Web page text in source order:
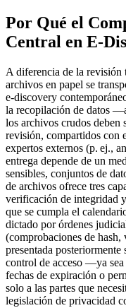
Por Qué el
Central en
A diferencia de la revisión
archivos en papel se
e‑discovery
la recopilación de datos
los archivos crudos deben
revisión, compartidos con
expertos externos (p. ej.,
entrega depende de un
sensibles, conjuntos de
de archivos ofrece tres
verificación de integridad y
que se cumpla el
dictado por órdenes
(comprobaciones de
presentada
control de acceso —ya sea
fechas de expiración o
solo a las partes que
legislación de privacidad